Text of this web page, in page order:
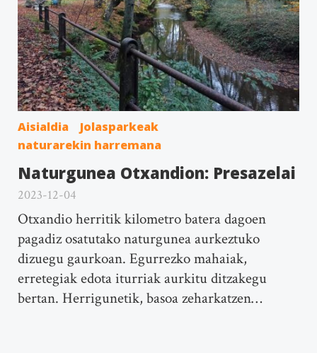
Aisialdia
Jolasparkeak
naturarekin harremana
Naturgunea Otxandion: Presazelai
2023-12-04
Otxandio herritik kilometro batera dagoen
pagadiz osatutako naturgunea aurkeztuko
dizuegu gaurkoan. Egurrezko mahaiak,
erretegiak edota iturriak aurkitu ditzakegu
bertan. Herrigunetik, basoa zeharkatzen…